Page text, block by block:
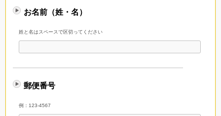
お名前（姓・名）
姓と名はスペースで区切ってください
郵便番号
例：123-4567